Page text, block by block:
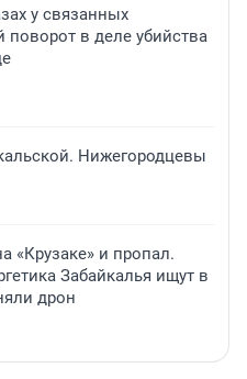
у связанных
поворот в деле убийства
Нижегородцевы
«Крузаке» и пропал.
Забайкалья ищут в
дрон